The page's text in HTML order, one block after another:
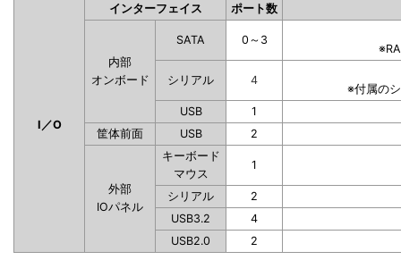
I／O
インターフェイス ポート数
内部
オンボード
SATA 0～3
シリアル 4
※付属の
USB
1
筐体前面
USB 2
外部
IOパネル
キーボード
マウス
1
シリアル
2
USB3.2
4
USB2.0
2